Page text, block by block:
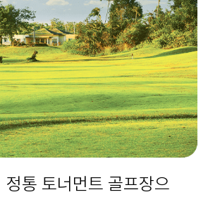
통 토너먼트 골프장으